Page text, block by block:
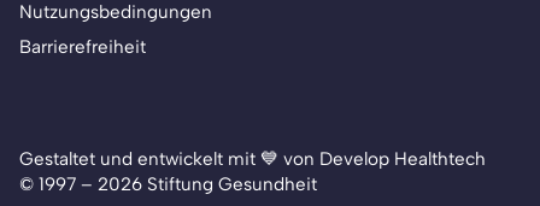
Nutzungsbedingungen
Barrierefreiheit
Gestaltet und entwickelt mit 💙 von Develop Healthtech
© 1997 – 2026 Stiftung Gesundheit